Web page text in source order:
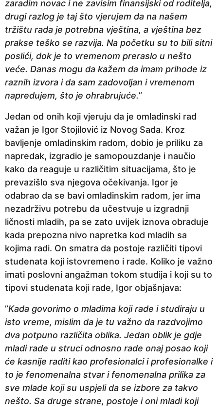
zaradim novac i ne zavisim finansijski od roditelja,
drugi razlog je taj što vjerujem da na našem
tržištu rada je potrebna vještina, a vještina bez
prakse teško se razvija. Na početku su to bili sitni
poslići, dok je to vremenom preraslo u nešto
veće. Danas mogu da kažem da imam prihode iz
raznih izvora i da sam zadovoljan i vremenom
napredujem, što je ohrabrujuće.”
Jedan od onih koji vjeruju da je omladinski rad
važan je Igor Stojilović iz Novog Sada. Kroz
bavljenje omladinskim radom, dobio je priliku za
napredak, izgradio je samopouzdanje i naučio
kako da reaguje u različitim situacijama, što je
prevazišlo sva njegova očekivanja. Igor je
odabrao da se bavi omladinskim radom, jer ima
nezadrživu potrebu da učestvuje u izgradnji
ličnosti mladih, pa se zato uvijek iznova obraduje
kada prepozna nivo napretka kod mladih sa
kojima radi. On smatra da postoje različiti tipovi
studenata koji istovremeno i rade. Koliko je važno
imati poslovni angažman tokom studija i koji su to
tipovi studenata koji rade, Igor objašnjava:
”Kada govorimo o mladima koji rade i studiraju u
isto vreme, mislim da je tu važno da razdvojimo
dva potpuno različita oblika. Jedan oblik je gdje
mladi rade u struci odnosno rade onaj posao koji
će kasnije raditi kao profesionalci i profesionalke i
to je fenomenalna stvar i fenomenalna prilika za
sve mlade koji su uspjeli da se izbore za takvo
nešto. Sa druge strane, postoje i oni mladi koji